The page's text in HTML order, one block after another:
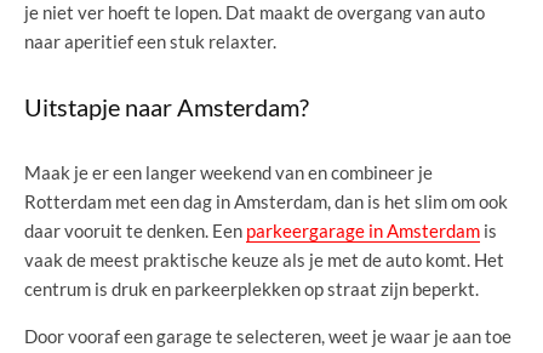
je niet ver hoeft te lopen. Dat maakt de overgang van auto
naar aperitief een stuk relaxter.
Uitstapje naar Amsterdam?
Maak je er een langer weekend van en combineer je
Rotterdam met een dag in Amsterdam, dan is het slim om ook
daar vooruit te denken. Een parkeergarage in Amsterdam is
vaak de meest praktische keuze als je met de auto komt. Het
centrum is druk en parkeerplekken op straat zijn beperkt.
Door vooraf een garage te selecteren, weet je waar je aan toe